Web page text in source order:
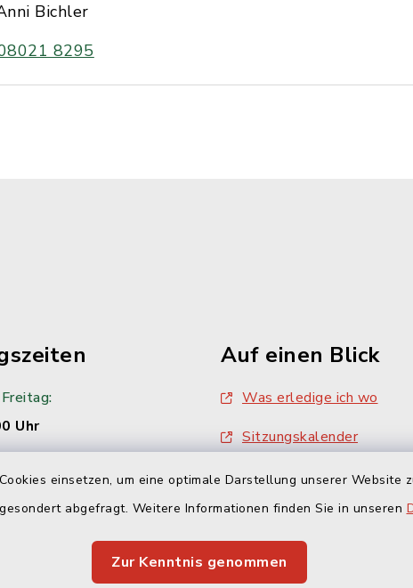
einsetzen, um eine optimale Darstellung unserer Website
abgefragt. Weitere Informationen finden Sie in unseren
Zur Kenntnis genommen
Bichler
8295
Uhr
Auf einen Blick
Was erledige ich wo
Sitzungskalender
Sitzungsprotokolle